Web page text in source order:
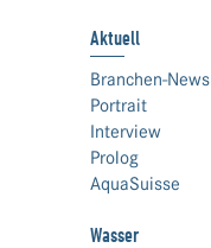
Aktuell
Branchen-News
Portrait
Interview
Prolog
AquaSuisse
Wasser